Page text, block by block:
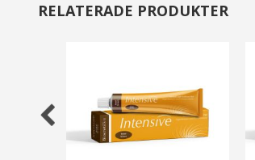
RELATERADE PRODUKTER